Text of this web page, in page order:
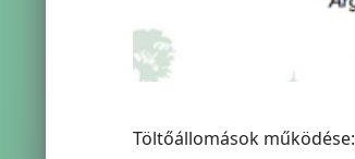
Töltőállomások működése: